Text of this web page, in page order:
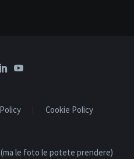
Cookie Policy
(ma le foto le potete prendere)